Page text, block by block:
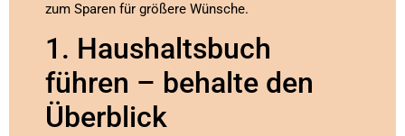
zum Sparen für größere Wünsche.
1. Haushaltsbuch
führen – behalte den
Überblick